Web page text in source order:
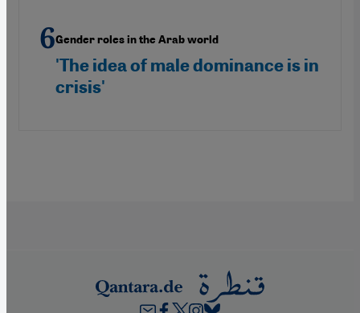
Gender roles in the Arab world
'The idea of male dominance is in
crisis'